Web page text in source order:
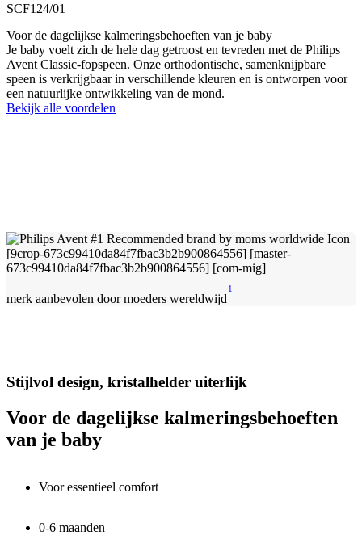
SCF124/01
Voor de dagelijkse kalmeringsbehoeften van je baby
Je baby voelt zich de hele dag getroost en tevreden met de Philips
Avent Classic-fopspeen. Onze orthodontische, samenknijpbare
speen is verkrijgbaar in verschillende kleuren en is ontworpen voor
een natuurlijke ontwikkeling van de mond.
Bekijk alle voordelen
merk aanbevolen door moeders wereldwijd
1
Stijlvol design, kristalhelder uiterlijk
Voor de dagelijkse kalmeringsbehoeften
van je baby
Voor essentieel comfort
0-6 maanden